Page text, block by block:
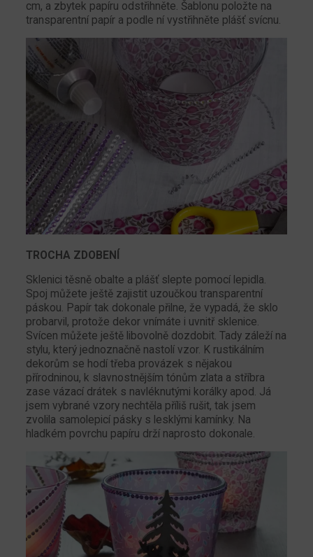
cm, a zbytek papíru odstřihněte. Šablonu položte na
transparentní papír a podle ní vystřihněte plášť svícnu.
TROCHA ZDOBENÍ
Sklenici těsně obalte a plášť slepte pomocí lepidla.
Spoj můžete ještě zajistit uzoučkou transparentní
páskou. Papír tak dokonale přilne, že vypadá, že sklo
probarvil, protože dekor vnímáte i uvnitř sklenice.
Svícen můžete ještě libovolně dozdobit. Tady záleží na
stylu, který jednoznačně nastolí vzor. K rustikálním
dekorům se hodí třeba provázek s nějakou
přírodninou, k slavnostnějším tónům zlata a stříbra
zase vázací drátek s navléknutými korálky apod. Já
jsem vybrané vzory nechtěla příliš rušit, tak jsem
zvolila samolepicí pásky s lesklými kamínky. Na
hladkém povrchu papíru drží naprosto dokonale.